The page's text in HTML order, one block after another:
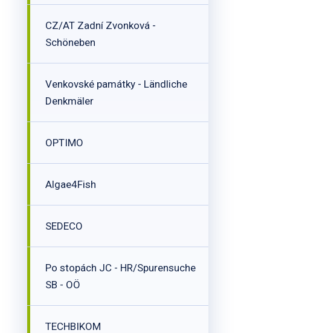
CZ/AT Zadní Zvonková -
Schöneben
Venkovské památky - Ländliche
Denkmäler
OPTIMO
Algae4Fish
SEDECO
Po stopách JC - HR/Spurensuche
SB - OÖ
TECHBIKOM